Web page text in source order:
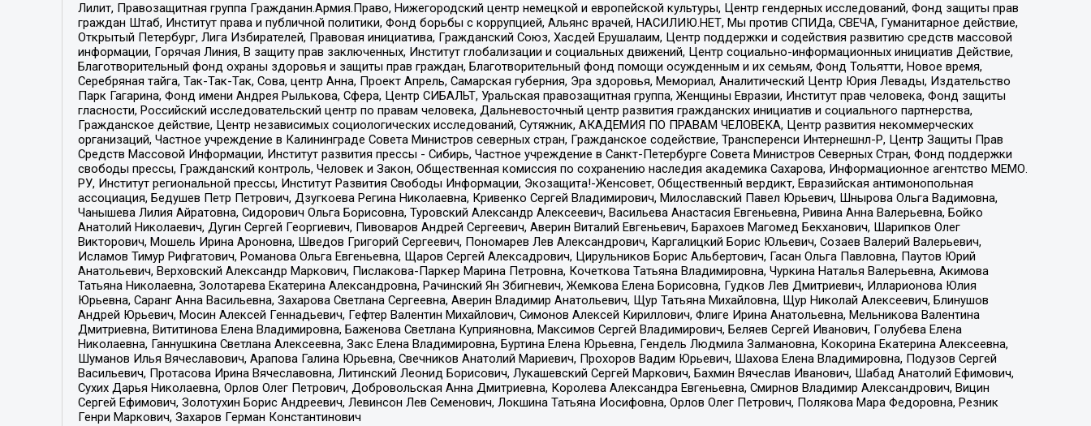
Лилит, Правозащитная группа Гражданин.Армия.Право, Нижегородский центр немецкой и европейской культуры, Центр гендерных исследований, Фонд защиты прав
граждан Штаб, Институт права и публичной политики, Фонд борьбы с коррупцией, Альянс врачей, НАСИЛИЮ.НЕТ, Мы против СПИДа, СВЕЧА, Гуманитарное действие,
Открытый Петербург, Лига Избирателей, Правовая инициатива, Гражданский Союз, Хасдей Ерушалаим, Центр поддержки и содействия развитию средств массовой
информации, Горячая Линия, В защиту прав заключенных, Институт глобализации и социальных движений, Центр социально-информационных инициатив Действие,
Благотворительный фонд охраны здоровья и защиты прав граждан, Благотворительный фонд помощи осужденным и их семьям, Фонд Тольятти, Новое время,
Серебряная тайга, Так-Так-Так, Сова, центр Анна, Проект Апрель, Самарская губерния, Эра здоровья, Мемориал, Аналитический Центр Юрия Левады, Издательство
Парк Гагарина, Фонд имени Андрея Рылькова, Сфера, Центр СИБАЛЬТ, Уральская правозащитная группа, Женщины Евразии, Институт прав человека, Фонд защиты
гласности, Российский исследовательский центр по правам человека, Дальневосточный центр развития гражданских инициатив и социального партнерства,
Гражданское действие, Центр независимых социологических исследований, Сутяжник, АКАДЕМИЯ ПО ПРАВАМ ЧЕЛОВЕКА, Центр развития некоммерческих
организаций, Частное учреждение в Калининграде Совета Министров северных стран, Гражданское содействие, Трансперенси Интернешнл-Р, Центр Защиты Прав
Средств Массовой Информации, Институт развития прессы - Сибирь, Частное учреждение в Санкт-Петербурге Совета Министров Северных Стран, Фонд поддержки
свободы прессы, Гражданский контроль, Человек и Закон, Общественная комиссия по сохранению наследия академика Сахарова, Информационное агентство МЕМО.
РУ, Институт региональной прессы, Институт Развития Свободы Информации, Экозащита!-Женсовет, Общественный вердикт, Евразийская антимонопольная
ассоциация, Бедушев Петр Петрович, Дзугкоева Регина Николаевна, Кривенко Сергей Владимирович, Милославский Павел Юрьевич, Шнырова Ольга Вадимовна,
Чанышева Лилия Айратовна, Сидорович Ольга Борисовна, Туровский Александр Алексеевич, Васильева Анастасия Евгеньевна, Ривина Анна Валерьевна, Бойко
Анатолий Николаевич, Дугин Сергей Георгиевич, Пивоваров Андрей Сергеевич, Аверин Виталий Евгеньевич, Барахоев Магомед Бекханович, Шарипков Олег
Викторович, Мошель Ирина Ароновна, Шведов Григорий Сергеевич, Пономарев Лев Александрович, Каргалицкий Борис Юльевич, Созаев Валерий Валерьевич,
Исламов Тимур Рифгатович, Романова Ольга Евгеньевна, Щаров Сергей Алексадрович, Цирульников Борис Альбертович, Гасан Ольга Павловна, Паутов Юрий
Анатольевич, Верховский Александр Маркович, Пислакова-Паркер Марина Петровна, Кочеткова Татьяна Владимировна, Чуркина Наталья Валерьевна, Акимова
Татьяна Николаевна, Золотарева Екатерина Александровна, Рачинский Ян Збигневич, Жемкова Елена Борисовна, Гудков Лев Дмитриевич, Илларионова Юлия
Юрьевна, Саранг Анна Васильевна, Захарова Светлана Сергеевна, Аверин Владимир Анатольевич, Щур Татьяна Михайловна, Щур Николай Алексеевич, Блинушов
Андрей Юрьевич, Мосин Алексей Геннадьевич, Гефтер Валентин Михайлович, Симонов Алексей Кириллович, Флиге Ирина Анатольевна, Мельникова Валентина
Дмитриевна, Вититинова Елена Владимировна, Баженова Светлана Куприяновна, Максимов Сергей Владимирович, Беляев Сергей Иванович, Голубева Елена
Николаевна, Ганнушкина Светлана Алексеевна, Закс Елена Владимировна, Буртина Елена Юрьевна, Гендель Людмила Залмановна, Кокорина Екатерина Алексеевна,
Шуманов Илья Вячеславович, Арапова Галина Юрьевна, Свечников Анатолий Мариевич, Прохоров Вадим Юрьевич, Шахова Елена Владимировна, Подузов Сергей
Васильевич, Протасова Ирина Вячеславовна, Литинский Леонид Борисович, Лукашевский Сергей Маркович, Бахмин Вячеслав Иванович, Шабад Анатолий Ефимович,
Сухих Дарья Николаевна, Орлов Олег Петрович, Добровольская Анна Дмитриевна, Королева Александра Евгеньевна, Смирнов Владимир Александрович, Вицин
Сергей Ефимович, Золотухин Борис Андреевич, Левинсон Лев Семенович, Локшина Татьяна Иосифовна, Орлов Олег Петрович, Полякова Мара Федоровна, Резник
Генри Маркович, Захаров Герман Константинович